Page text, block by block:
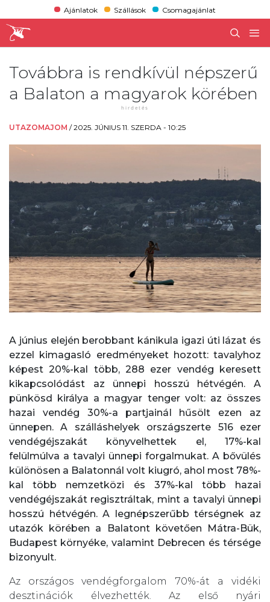
Ajánlatok Szállások Csomagajánlat
Továbbra is rendkívül népszerű
a Balaton a magyarok körében
UTAZOMAJOM /2025. JÚNIUS 11. SZERDA - 10:25
A június elején berobbant kánikula igazi úti lázat és
ezzel kimagasló eredményeket hozott: tavalyhoz
képest 20%-kal több, 288 ezer vendég keresett
kikapcsolódást az ünnepi hosszú hétvégén. A
pünkösd királya a magyar tenger volt: az összes
hazai vendég 30%-a partjainál hűsölt ezen az
ünnepen. A szálláshelyek országszerte 516 ezer
vendégéjszakát könyvelhettek el, 17%-kal
felülmúlva a tavalyi ünnepi forgalmukat. A bővülés
különösen a Balatonnál volt kiugró, ahol most 78%-
kal több nemzetközi és 37%-kal több hazai
vendégéjszakát regisztráltak, mint a tavalyi ünnepi
hosszú hétvégén. A legnépszerűbb térségnek az
utazók körében a Balatont követően Mátra-Bük,
Budapest környéke, valamint Debrecen és térsége
bizonyult.
Az országos vendégforgalom 70%-át a vidéki
desztinációk élvezhették. Az első nyári